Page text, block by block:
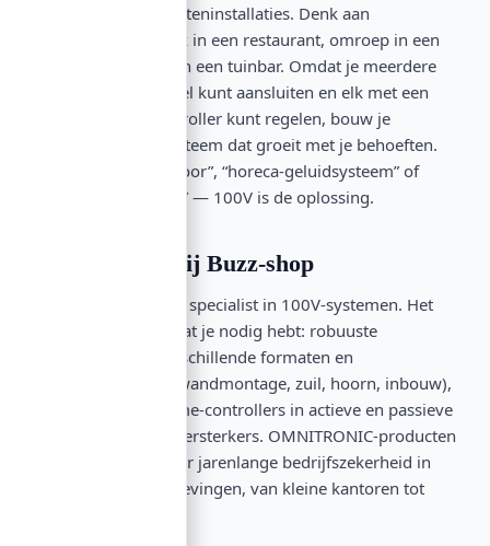
musea en vaste buiteninstallaties. Denk aan
achtergrondmuziek in een restaurant, omroep in een
kantoor, of geluid in een tuinbar. Omdat je meerdere
luidsprekers parallel kunt aansluiten en elk met een
eigen volume-controller kunt regelen, bouw je
moeiteloos een systeem dat groeit met je behoeften.
“PA-installatie kantoor”, “horeca-geluidsysteem” of
“tuinbar versterker” — 100V is de oplossing.
Top-merken bij Buzz-shop
OMNITRONIC is dé specialist in 100V-systemen. Het
merk levert alles wat je nodig hebt: robuuste
luidsprekers in verschillende formaten en
montagevormen (wandmontage, zuil, hoorn, inbouw),
betrouwbare volume-controllers in actieve en passieve
uitvoering, en PA-versterkers. OMNITRONIC-producten
zijn ontworpen voor jarenlange bedrijfszekerheid in
professionele omgevingen, van kleine kantoren tot